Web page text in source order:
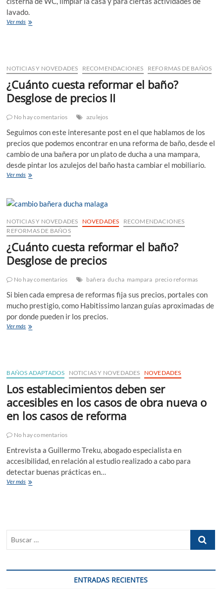
lavado.
Ver másUn
agua
de
la
ducha
NOTICIAS Y NOVEDADES RECOMENDACIONES REFORMAS DE BAÑOS
¿Cuánto cuesta reformar el baño?
Desglose de precios II
No hay comentarios azulejos
Seguimos con este interesante post en el que hablamos de los
precios que podemos encontrar en una reforma de baño, desde el
cambio de una bañera por un plato de ducha a una mampara,
desde pintar los azulejos del baño hasta cambiar el mobiliario.
Ver más¿Cuánto
el
Desglose
de
precios
II
NOTICIAS Y NOVEDADES NOVEDADES
RECOMENDACIONES
REFORMAS DE BAÑOS
¿Cuánto cuesta reformar el baño?
Desglose de precios
No hay comentarios bañera ducha mampara precio reformas
Si bien cada empresa de reformas fija sus precios, portales con
mucho prestigio, como Habitissimo lanzan guías aproximadas de
por donde pueden ir los precios.
Ver más¿Cuánto
Desglose
de
precios
BAÑOS ADAPTADOS NOTICIAS Y NOVEDADES NOVEDADES
Los establecimientos deben ser
accesibles en los casos de obra nueva o
en los casos de reforma
No hay comentarios
Entrevista a Guillermo Treku, abogado especialista en
accesibilidad, en relación al estudio realizado a cabo para
detectar buenas prácticas en…
Ver másLos
casos
de
nueva
Buscar
ENTRADAS RECIENTES